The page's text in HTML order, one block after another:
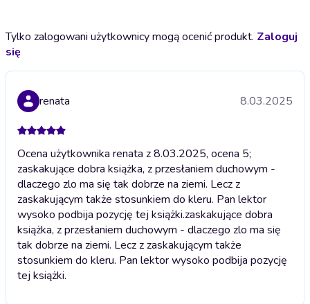
Tylko zalogowani użytkownicy mogą ocenić produkt. Zaloguj
się
renata 8.03.2025
Ocena użytkownika renata z 8.03.2025, ocena 5;
zaskakujące dobra książka, z przesłaniem duchowym -
dlaczego zlo ma się tak dobrze na ziemi. Lecz z
zaskakującym także stosunkiem do kleru. Pan lektor
wysoko podbija pozycję tej książki.zaskakujące dobra
książka, z przesłaniem duchowym - dlaczego zlo ma się
tak dobrze na ziemi. Lecz z zaskakującym także
stosunkiem do kleru. Pan lektor wysoko podbija pozycję
tej książki.